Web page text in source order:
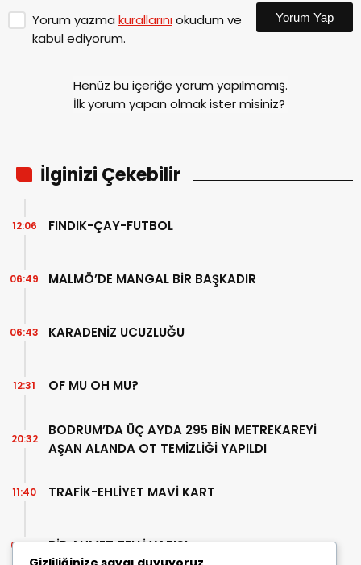
Yorum yazma kurallarınıokudum ve
kabul ediyorum.
Yorum Yap
Henüz bu içeriğe yorum yapılmamış.
İlk yorum yapan olmak ister misiniz?
İlginizi Çekebilir
FINDIK-ÇAY-FUTBOL
12:06
MALMÖ’DE MANGAL BİR BAŞKADIR
06:49
KARADENİZ UCUZLUĞU
06:43
OF MU OH MU?
12:31
BODRUM’DA ÜÇ AYDA 295 BİN METREKAREYİ
AŞAN ALANDA OT TEMİZLİĞİ YAPILDI
20:32
TRAFİK-EHLİYET MAVİ KART
11:40
BİR AHMET TELLİ YAZISI
07:30